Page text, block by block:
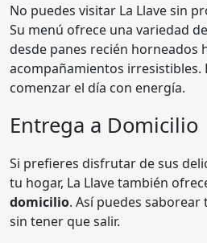
No puedes visitar La Llave sin
Su menú ofrece una variedad
desde panes recién horneados
acompañamientos irresistibles.
comenzar el día con energía.
Entrega a Domicilio
Si prefieres disfrutar de sus
tu hogar, La Llave también
domicilio. Así puedes
sin tener que salir.